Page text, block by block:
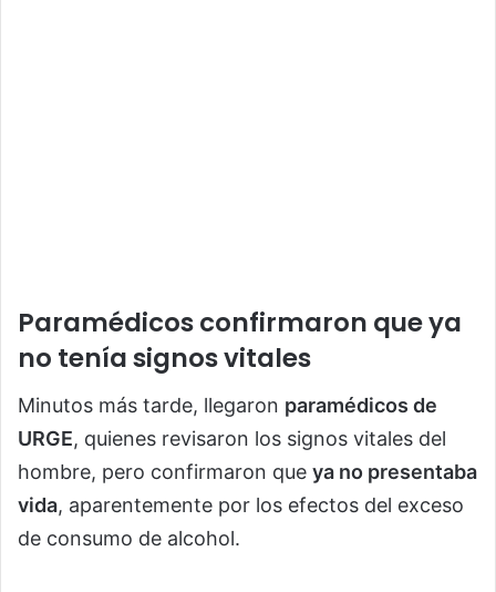
Paramédicos confirmaron que ya
no tenía signos vitales
Minutos más tarde, llegaron paramédicos de
URGE, quienes revisaron los signos vitales del
hombre, pero confirmaron que ya no presentaba
vida, aparentemente por los efectos del exceso
de consumo de alcohol.